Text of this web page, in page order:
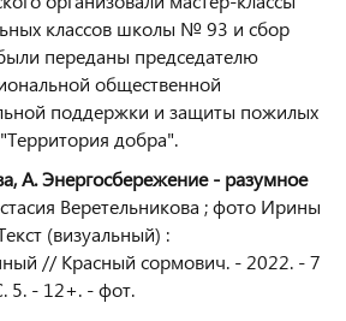
классов школы № 93 и сбор
переданы председателю
общественной
поддержки и защиты пожилых
добра".
А. Энергосбережение - разумное
Веретельникова ; фото Ирины
(визуальный) :
// Красный сормович. - 2022. - 7
5. - 12+. - фот.